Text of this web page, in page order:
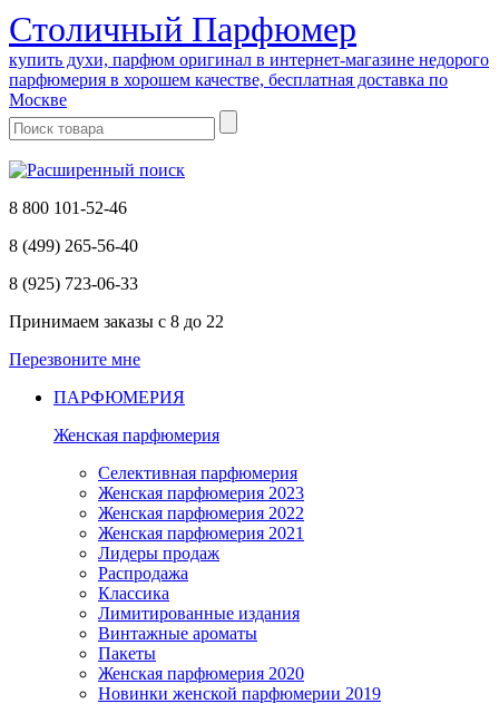
Cтоличный Парфюмер
купить духи, парфюм оригинал в интернет-магазине недорого
парфюмерия в хорошем качестве, бесплатная доставка по
Москве
8 800 101-52-46
8 (499) 265-56-40
8 (925) 723-06-33
Принимаем заказы с 8 до 22
Перезвоните мне
ПАРФЮМЕРИЯ
Женская парфюмерия
Селективная парфюмерия
Женская парфюмерия 2023
Женская парфюмерия 2022
Женская парфюмерия 2021
Лидеры продаж
Распродажа
Классика
Лимитированные издания
Винтажные ароматы
Пакеты
Женская парфюмерия 2020
Новинки женской парфюмерии 2019